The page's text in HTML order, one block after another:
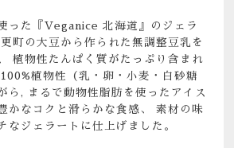
った『Veganice 北海道』のジェラ
町の大豆から作られた無調整豆乳を
植物性たんぱく質がたっぷり含まれ
植物性（乳・卵・小麦・白砂糖
ら, まるで動物性脂肪を使ったアイス
かなコクと滑らかな食感、 素材の味
なジェラートに仕上げました。